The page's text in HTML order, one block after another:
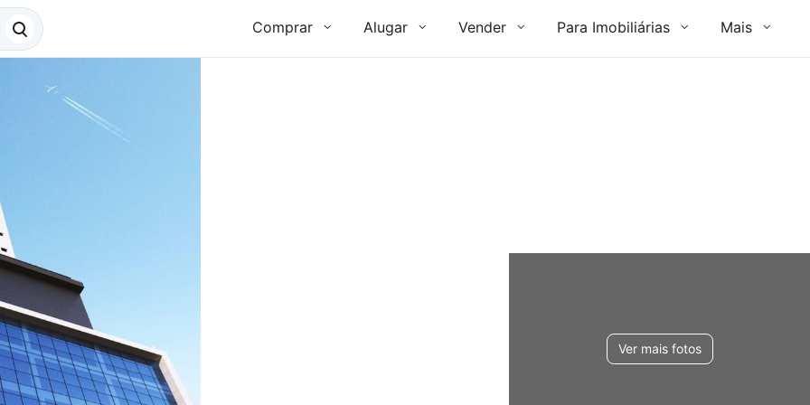
Comprar Alugar Vender Para Imobiliárias Mais
Ver mais fotos